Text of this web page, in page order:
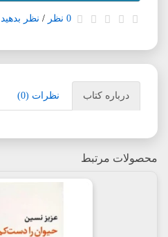
0 نظر / نظر بدهید
درباره کتاب نظرات (0)
محصولات مرتبط